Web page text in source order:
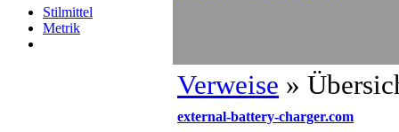
Stilmittel
Metrik
Verweise »
external-battery-charger.com